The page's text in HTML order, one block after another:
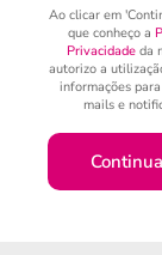
Ao clicar em
que conheço a
Privacidadeda
autorizo a
informações
mails e